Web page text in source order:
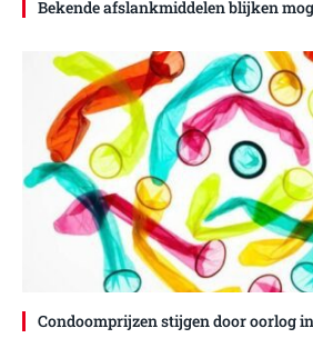
Bekende afslankmiddelen blijken
Condoomprijzen stijgen door oorlog